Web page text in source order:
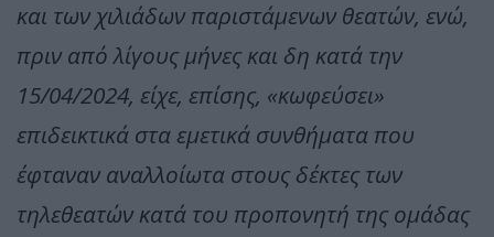
και των χιλιάδων παριστάμενων θεατών, ενώ,
πριν από λίγους μήνες και δη κατά την
15/04/2024, είχε, επίσης, «κωφεύσει»
επιδεικτικά στα εμετικά συνθήματα που
έφταναν αναλλοίωτα στους δέκτες των
τηλεθεατών κατά του προπονητή της ομάδας